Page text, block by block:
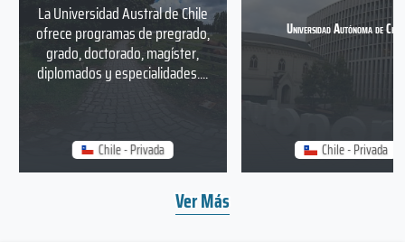
Chile - Privada
La Universidad Austral de Chile
ofrece programas de pregrado,
grado, doctorado, magíster,
diplomados y especialidades....
Chile - Privada
Universidad Autónoma de Chile
Ver Más